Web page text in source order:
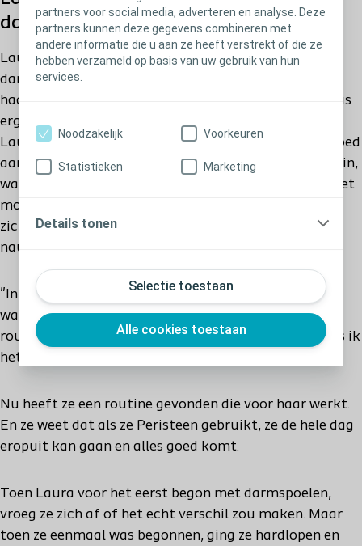
partners voor social media, adverteren en analyse. Deze
partners kunnen deze gegevens combineren met
andere informatie die u aan ze heeft verstrekt of die ze
hebben verzameld op basis van uw gebruik van hun
services.
Selectie toestaan
Alle cookies toestaan
Noodzakelijk Voorkeuren
Statistieken Marketing
Details tonen
darmspoelen
Laura probeerde verschillende methoden voor
darmspoelen en koos uiteindelijk Peristeen® Plus als
haar voorkeursmethode. Het hebben van een routine is
erg belangrijk bij het uitvoeren darmspoelen, en voor
Laura kostte het tijd om haar persoonlijke schema goed
aan te passen. Na een aantal dagtripjes met haar gezin,
waarbij ze ergens in het centrum van Londen een toilet
moest zoeken, besefte ze hoe belangrijk het was om
zich aan een routine te houden en haar routine
nauwkeurig te volgen.
"In het begin was ik niet zo goed in mijn routine. Het
was mijn gezin die me aanmoedigde om me aan de
routine te houden. Ik voel me gewoon zoveel beter als ik
het doe."
Nu heeft ze een routine gevonden die voor haar werkt.
En ze weet dat als ze Peristeen gebruikt, ze de hele dag
eropuit kan gaan en alles goed komt.
Toen Laura voor het eerst begon met darmspoelen,
vroeg ze zich af of het echt verschil zou maken. Maar
toen ze eenmaal was begonnen, ging ze hardlopen en